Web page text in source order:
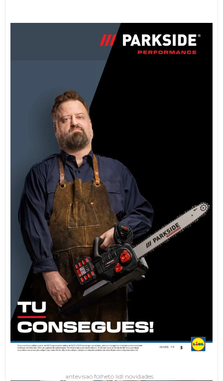
antevisao folheto lidl novidades